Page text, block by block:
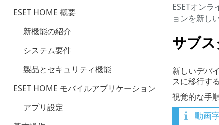
サブ
ESETオンラ
ョンを新し
新しいデバ
スに移行す
視覚的な手
動画